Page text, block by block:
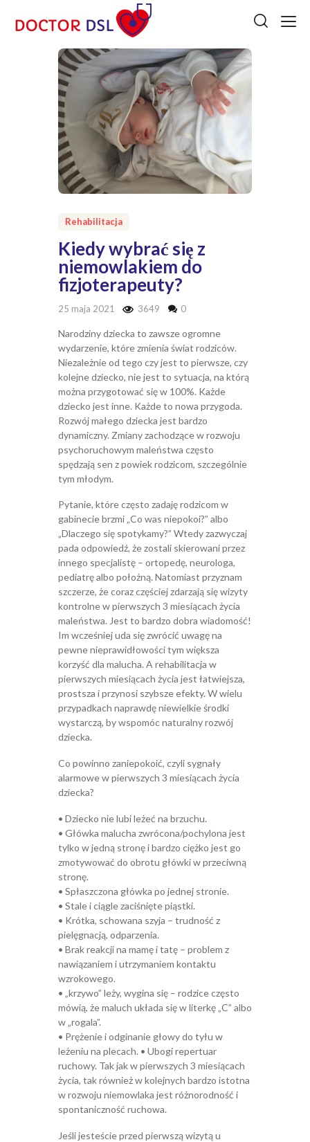
Rehabilitacja
Kiedy wybrać się z
niemowlakiem do
fizjoterapeuty?
25 maja 2021 3649 0
Narodziny dziecka to zawsze ogromne
wydarzenie, które zmienia świat rodziców.
Niezależnie od tego czy jest to pierwsze, czy
kolejne dziecko, nie jest to sytuacja, na którą
można przygotować się w 100%. Każde
dziecko jest inne. Każde to nowa przygoda.
Rozwój małego dziecka jest bardzo
dynamiczny. Zmiany zachodzące w rozwoju
psychoruchowym maleństwa często
spędzają sen z powiek rodzicom, szczególnie
tym młodym.
Pytanie, które często zadaję rodzicom w
gabinecie brzmi „Co was niepokoi?” albo
„Dlaczego się spotykamy?” Wtedy zazwyczaj
pada odpowiedź, że zostali skierowani przez
innego specjalistę – ortopedę, neurologa,
pediatrę albo położną. Natomiast przyznam
szczerze, że coraz częściej zdarzają się wizyty
kontrolne w pierwszych 3 miesiącach życia
maleństwa. Jest to bardzo dobra wiadomość!
Im wcześniej uda się zwrócić uwagę na
pewne nieprawidłowości tym większa
korzyść dla malucha. A rehabilitacja w
pierwszych miesiącach życia jest łatwiejsza,
prostsza i przynosi szybsze efekty. W wielu
przypadkach naprawdę niewielkie środki
wystarczą, by wspomóc naturalny rozwój
dziecka.
Co powinno zaniepokoić, czyli sygnały
alarmowe w pierwszych 3 miesiącach życia
dziecka?
• Dziecko nie lubi leżeć na brzuchu.
• Główka malucha zwrócona/pochylona jest
tylko w jedną stronę i bardzo ciężko jest go
zmotywować do obrotu główki w przeciwną
stronę.
• Spłaszczona główka po jednej stronie.
• Stale i ciągle zaciśnięte piąstki.
• Krótka, schowana szyja – trudność z
pielęgnacją, odparzenia.
• Brak reakcji na mamę i tatę – problem z
nawiązaniem i utrzymaniem kontaktu
wzrokowego.
• „krzywo” leży, wygina się – rodzice często
mówią, że maluch układa się w literkę „C” albo
w „rogala”.
• Prężenie i odginanie głowy do tyłu w
leżeniu na plecach. • Ubogi repertuar
ruchowy. Tak jak w pierwszych 3 miesiącach
życia, tak również w kolejnych bardzo istotna
w rozwoju niemowlaka jest różnorodność i
spontaniczność ruchowa.
Jeśli jesteście przed pierwszą wizytą u